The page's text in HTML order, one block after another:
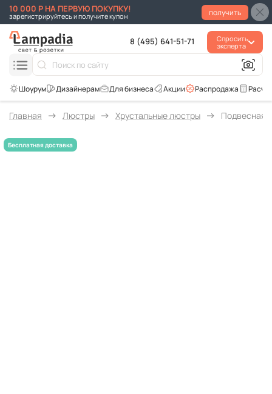
10 000 Р НА ПЕРВУЮ ПОКУПКУ!
зарегистрируйтесь и получите купон получить
8 (495) 641-51-71
Спросить
эксперта
Распродажа
Акции
Для бизнеса
Главная Люстры Хрустальные люстры Подвесная